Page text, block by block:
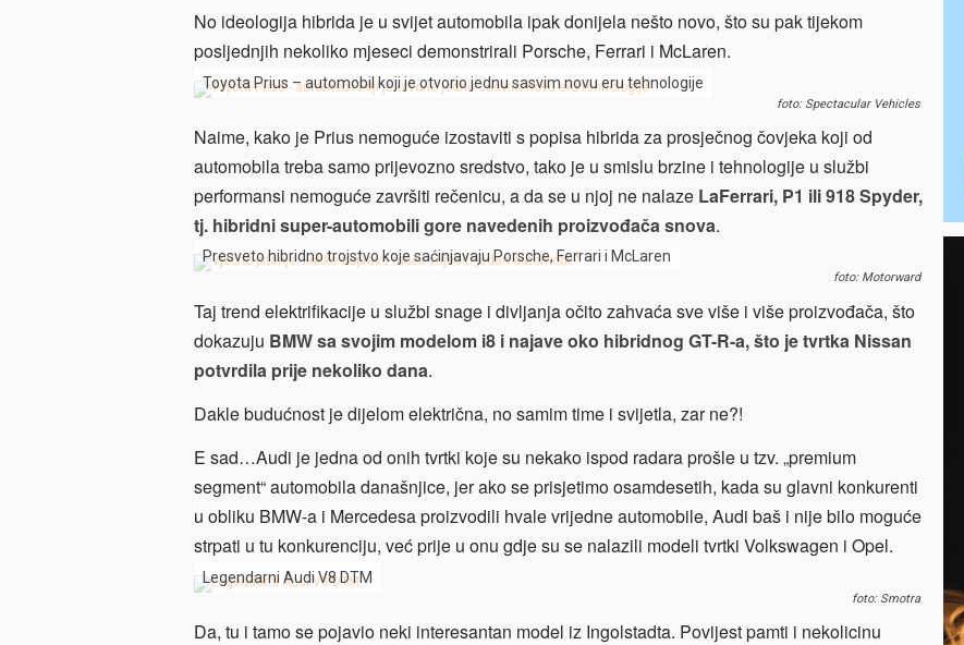
No ideologija hibrida je u svijet automobila ipak donijela nešto novo, što su pak tijekom
posljednjih nekoliko mjeseci demonstrirali Porsche, Ferrari i McLaren.
Toyota Prius – automobil koji je otvorio jednu sasvim novu eru tehnologije
foto: Spectacular Vehicles
Naime, kako je Prius nemoguće izostaviti s popisa hibrida za prosječnog čovjeka koji od
automobila treba samo prijevozno sredstvo, tako je u smislu brzine i tehnologije u službi
performansi nemoguće završiti rečenicu, a da se u njoj ne nalaze LaFerrari, P1 ili 918 Spyder,
tj. hibridni super-automobili gore navedenih proizvođača snova.
Presveto hibridno trojstvo koje saćinjavaju Porsche, Ferrari i McLaren
foto: Motorward
Taj trend elektrifikacije u službi snage i divljanja očito zahvaća sve više i više proizvođača, što
dokazuju BMW sa svojim modelom i8 i najave oko hibridnog GT-R-a, što je tvrtka Nissan
potvrdila prije nekoliko dana.
Dakle budućnost je dijelom električna, no samim time i svijetla, zar ne?!
E sad…Audi je jedna od onih tvrtki koje su nekako ispod radara prošle u tzv. „premium
segment“ automobila današnjice, jer ako se prisjetimo osamdesetih, kada su glavni konkurenti
u obliku BMW-a i Mercedesa proizvodili hvale vrijedne automobile, Audi baš i nije bilo moguće
strpati u tu konkurenciju, već prije u onu gdje su se nalazili modeli tvrtki Volkswagen i Opel.
Legendarni Audi V8 DTM
foto: Smotra
Da, tu i tamo se pojavio neki interesantan model iz Ingolstadta. Povijest pamti i nekolicinu